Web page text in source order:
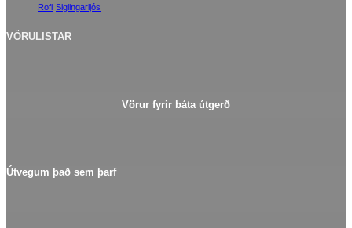
Rofi Siglingarljós
VÖRULISTAR
Vörur fyrir báta útgerð
Útvegum það sem þarf